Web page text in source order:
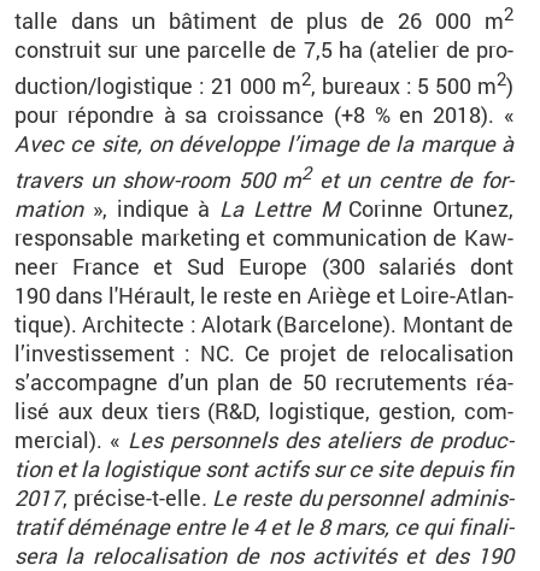
talle dans un bâ­ti­ment de plus de 26 000 m2
construit sur une par­celle de 7,5 ha (ate­lier de pro­
duc­tion/lo­gis­tique : 21 000 m2, bu­reaux : 5 500 m2)
pour ré­pondre à sa crois­sance (+8 % en 2018). «
Avec ce site, on dé­ve­loppe l’image de la marque à
tra­vers un show-room 500 m2et un centre de for­
ma­tion», in­dique à La Lettre MCo­rinne Or­tu­nez,
res­pon­sable mar­ke­ting et com­mu­ni­ca­tion de Kaw­
neer France et Sud Eu­rope (300 sa­la­riés dont
190 dans l'Hé­rault, le reste en Ariège et Loire-At­lan­
tique). Ar­chi­tecte : Alo­tark (Bar­ce­lone). Mon­tant de
l’in­ves­tis­se­ment : NC. Ce pro­jet de relo­ca­li­sa­tion
s’ac­com­pagne d’un plan de 50 re­cru­te­ments réa­
lisé aux deux tiers (R&D, lo­gis­tique, ges­tion, com­
mer­cial). « Les per­son­nels des ate­liers de pro­duc­
tion et la lo­gis­tique sont ac­tifs sur ce site de­puis fin
2017, pré­cise-t-elle. Le reste du per­son­nel ad­mi­nis­
tra­tif dé­mé­nage entre le 4 et le 8mars, ce qui fi­na­li­
sera la relo­ca­li­sa­tionde nos ac­ti­vi­tés et des 190